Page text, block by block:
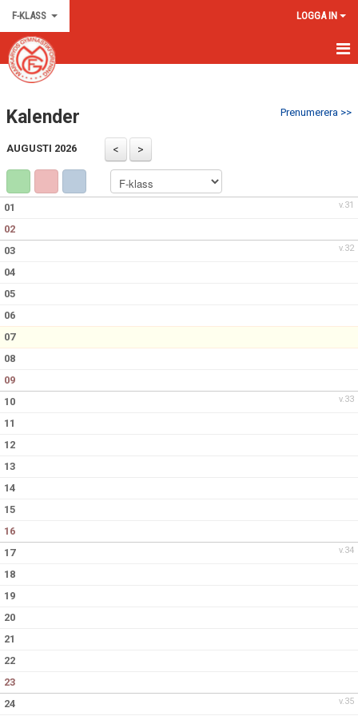
F-KLASS LOGGA IN
HEM
NYHETER
KALENDER
KONTAKT
Prenumerera >>
Kalender
AUGUSTI 2026
v.31
01
02
v.32
03
04
05
06
07
08
09
v.33
10
11
12
13
14
15
16
v.34
17
18
19
20
21
22
23
v.35
24